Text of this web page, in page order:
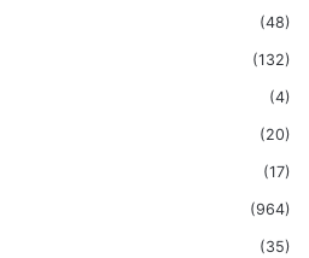
(48)
(132)
(4)
(20)
(17)
(964)
(35)